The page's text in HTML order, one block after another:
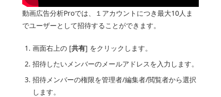
動画広告分析Proでは、１アカウントにつき最大10人ま
でユーザーとして招待することができます。
画面右上の [共有] をクリックします。
招待したいメンバーのメールアドレスを入力します。
招待メンバーの権限を管理者/編集者/閲覧者から選択
します。